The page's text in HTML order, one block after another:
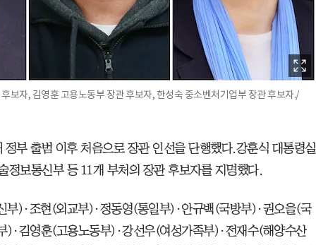
보자, 김영훈 고용노동부 장관 후보자, 한성숙 중소벤처기업부 장관 후보자./
정부 출범 이후 처음으로 장관 인선을 단행했다.강훈식 대통령실
정보통신부 등 11개 부처의 장관 후보자를 지명했다.
부)·조현(외교부)·정동영(통일부)·안규백(국방부)·권오을(국
)·김영훈(고용노동부)·강선우(여성가족부)·전재수(해양수산